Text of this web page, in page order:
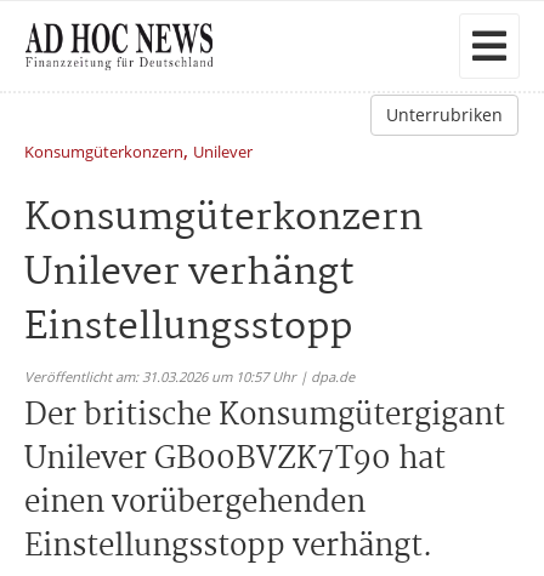
Unterrubriken
Konsumgüterkonzern, Unilever
Konsumgüterkonzern
Unilever verhängt
Einstellungsstopp
Veröffentlicht am: 31.03.2026 um 10:57 Uhr | dpa.de
Der britische Konsumgütergigant
Unilever GB00BVZK7T90 hat
einen vorübergehenden
Einstellungsstopp verhängt.